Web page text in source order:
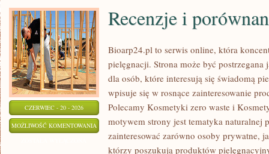
CZERWIEC - 20 - 2026
MOŻLIWOŚĆ KOMENTOWANIA RECENZJE
Recenzje i
Bioarp24.pl to serwis online, która
pielęgnacji. Strona może być postrzegana
dla osób, które interesują się świadomą
wpisuje się w rosnące zainteresowanie
Polecamy Kosmetyki zero waste i
motywem strony jest tematyka naturalnej
zainteresować zarówno osoby prywatne,
którzy poszukują produktów